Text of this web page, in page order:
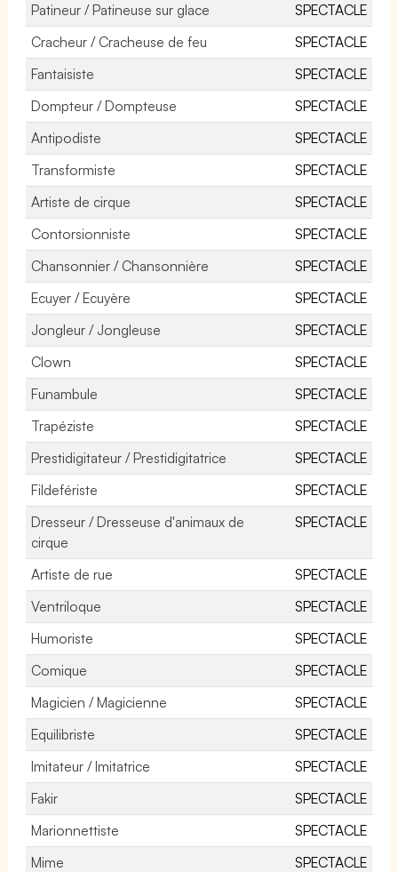
Patineur / Patineuse sur glace
SPECTACLE
Cracheur / Cracheuse de feu
SPECTACLE
Fantaisiste
SPECTACLE
Dompteur / Dompteuse
SPECTACLE
Antipodiste
SPECTACLE
Transformiste
SPECTACLE
Artiste de cirque
SPECTACLE
Contorsionniste
SPECTACLE
Chansonnier / Chansonnière
SPECTACLE
Ecuyer / Ecuyère
SPECTACLE
Jongleur / Jongleuse
SPECTACLE
Clown
SPECTACLE
Funambule
SPECTACLE
Trapéziste
SPECTACLE
Prestidigitateur / Prestidigitatrice
SPECTACLE
Fildefériste
SPECTACLE
Dresseur / Dresseuse d'animaux de
cirque
SPECTACLE
Artiste de rue
SPECTACLE
Ventriloque
SPECTACLE
Humoriste
SPECTACLE
Comique
SPECTACLE
Magicien / Magicienne
SPECTACLE
Equilibriste
SPECTACLE
Imitateur / Imitatrice
SPECTACLE
Fakir
SPECTACLE
Marionnettiste
SPECTACLE
Mime
SPECTACLE